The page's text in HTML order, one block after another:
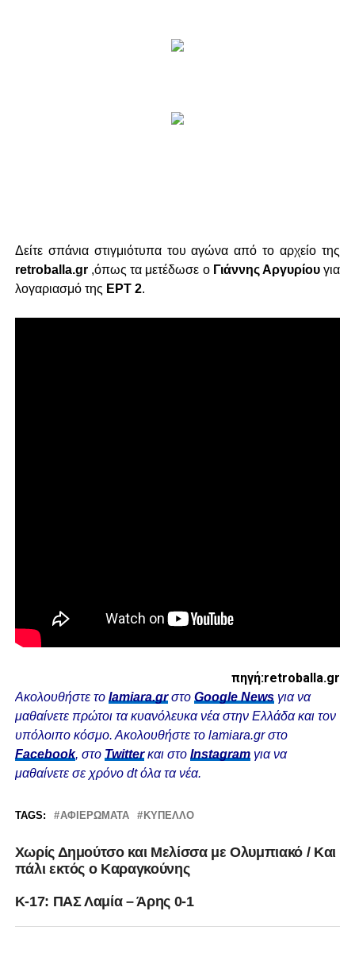
Δείτε σπάνια στιγμιότυπα του αγώνα από το αρχείο της
retroballa.gr,όπως τα μετέδωσε ο Γιάννης Αργυρίου για
λογαριασμό της ΕΡΤ 2.
πηγή:retroballa.gr
Ακολουθήστε το lamiara.grστο Google Newsγια να
μαθαίνετε πρώτοι τα κυανόλευκα νέα στην Ελλάδα και τον
υπόλοιπο κόσμο. Ακολουθήστε το lamiara.gr στο
Facebook, στο Twitterκαι στο Instagram για να
μαθαίνετε σε χρόνο dt όλα τα νέα.
TAGS: ΑΦΙΕΡΏΜΑΤΑ ΚΎΠΕΛΛΟ
Χωρίς Δημούτσο και Μελίσσα με Ολυμπιακό / Και
πάλι εκτός ο Καραγκούνης
Κ-17: ΠΑΣ Λαμία – Άρης 0-1